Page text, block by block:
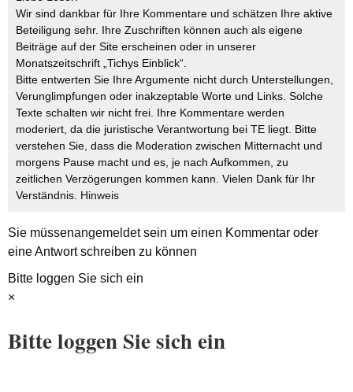
Wir sind dankbar für Ihre Kommentare und schätzen Ihre aktive
Beteiligung sehr. Ihre Zuschriften können auch als eigene
Beiträge auf der Site erscheinen oder in unserer
Monatszeitschrift „Tichys Einblick“.
Bitte entwerten Sie Ihre Argumente nicht durch Unterstellungen,
Verunglimpfungen oder inakzeptable Worte und Links. Solche
Texte schalten wir nicht frei. Ihre Kommentare werden
moderiert, da die juristische Verantwortung bei TE liegt. Bitte
verstehen Sie, dass die Moderation zwischen Mitternacht und
morgens Pause macht und es, je nach Aufkommen, zu
zeitlichen Verzögerungen kommen kann. Vielen Dank für Ihr
Verständnis. Hinweis
Sie müssenangemeldetsein um einen Kommentar oder
eine Antwort schreiben zu können
Bitte loggen Sie sich ein
×
Bitte loggen Sie sich ein